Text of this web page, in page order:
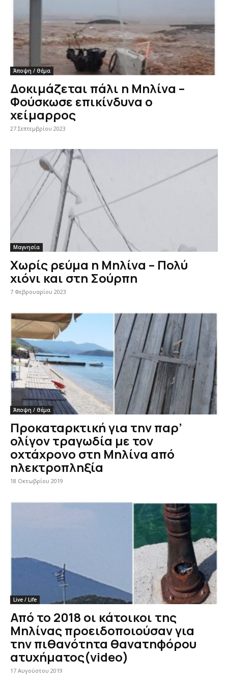
Άποψη / Θέμα
Δοκιμάζεται πάλι η Μηλίνα –
Φούσκωσε επικίνδυνα ο
χείμαρρος
27 Σεπτεμβρίου 2023
Μαγνησία
Χωρίς ρεύμα η Μηλίνα – Πολύ
χιόνι και στη Σούρπη
7 Φεβρουαρίου 2023
Άποψη / Θέμα
Προκαταρκτική για την παρ’
ολίγον τραγωδία με τον
οχτάχρονο στη Μηλίνα από
ηλεκτροπληξία
18 Οκτωβρίου 2019
Live / Life
Από το 2018 οι κάτοικοι της
Μηλίνας προειδοποιούσαν για
την πιθανότητα θανατηφόρου
ατυχήματος(video)
17 Αυγούστου 2019